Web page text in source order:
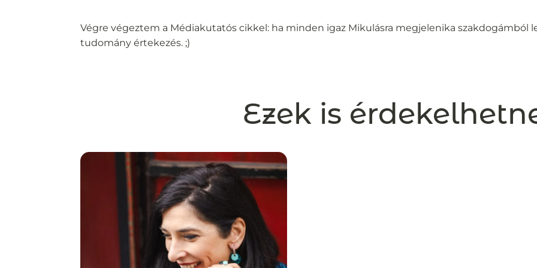
Végre végeztem a Médiakutatós cikkel: ha minden igaz Mikulásra megjelenika szakdogámból
tudomány értekezés. ;)
Ezek is